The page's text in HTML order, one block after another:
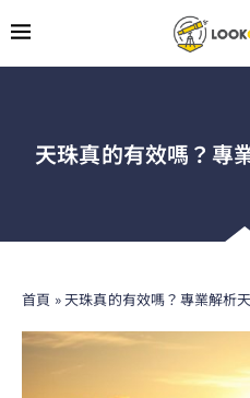
天珠真的有效嗎？專
首頁 »天珠真的有效嗎？專業解析